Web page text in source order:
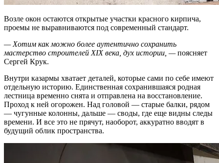
Возле окон остаются открытые участки красного кирпича,
проемы не выравниваются под современный стандарт.
— Хотим как можно более аутентично сохранить
мастерство строителей XIX века, дух истории, —поясняет
Сергей Крук.
Внутри казармы хватает деталей, которые сами по себе имеют
отдельную историю. Единственная сохранившаяся родная
лестница временно снята и отправлена на восстановление.
Проход к ней огорожен. Над головой — старые балки, рядом
— чугунные колонны, дальше — своды, где еще видны следы
времени. И все это не прячут, наоборот, аккуратно вводят в
будущий облик пространства.